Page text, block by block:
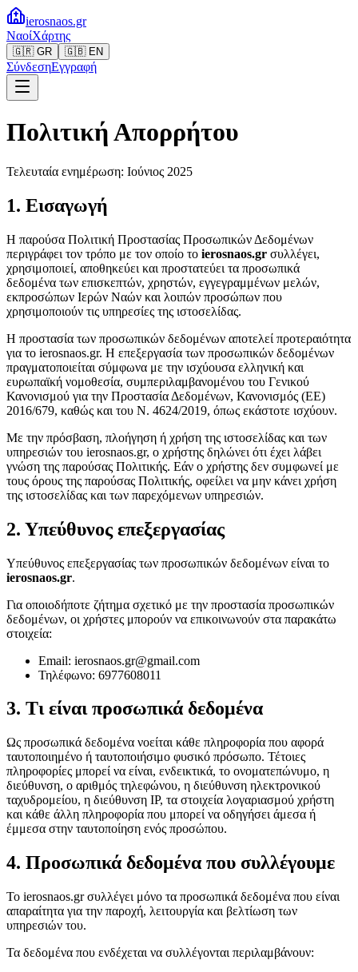
ierosnaos.gr
ΝαοίΧάρτης
🇬🇷 GR 🇬🇧 EN
ΣύνδεσηΕγγραφή
Πολιτική Απορρήτου
Τελευταία ενημέρωση: Ιούνιος 2025
1. Εισαγωγή
Η παρούσα Πολιτική Προστασίας Προσωπικών Δεδομένων
περιγράφει τον τρόπο με τον οποίο το ierosnaos.gr συλλέγει,
χρησιμοποιεί, αποθηκεύει και προστατεύει τα προσωπικά
δεδομένα των επισκεπτών, χρηστών, εγγεγραμμένων μελών,
εκπροσώπων Ιερών Ναών και λοιπών προσώπων που
χρησιμοποιούν τις υπηρεσίες της ιστοσελίδας.
Η προστασία των προσωπικών δεδομένων αποτελεί προτεραιότητα
για το ierosnaos.gr. Η επεξεργασία των προσωπικών δεδομένων
πραγματοποιείται σύμφωνα με την ισχύουσα ελληνική και
ευρωπαϊκή νομοθεσία, συμπεριλαμβανομένου του Γενικού
Κανονισμού για την Προστασία Δεδομένων, Κανονισμός (ΕΕ)
2016/679, καθώς και του Ν. 4624/2019, όπως εκάστοτε ισχύουν.
Με την πρόσβαση, πλοήγηση ή χρήση της ιστοσελίδας και των
υπηρεσιών του ierosnaos.gr, ο χρήστης δηλώνει ότι έχει λάβει
γνώση της παρούσας Πολιτικής. Εάν ο χρήστης δεν συμφωνεί με
τους όρους της παρούσας Πολιτικής, οφείλει να μην κάνει χρήση
της ιστοσελίδας και των παρεχόμενων υπηρεσιών.
2. Υπεύθυνος επεξεργασίας
Υπεύθυνος επεξεργασίας των προσωπικών δεδομένων είναι το
ierosnaos.gr.
Για οποιοδήποτε ζήτημα σχετικό με την προστασία προσωπικών
δεδομένων, οι χρήστες μπορούν να επικοινωνούν στα παρακάτω
στοιχεία:
Email: ierosnaos.gr@gmail.com
Τηλέφωνο: 6977608011
3. Τι είναι προσωπικά δεδομένα
Ως προσωπικά δεδομένα νοείται κάθε πληροφορία που αφορά
ταυτοποιημένο ή ταυτοποιήσιμο φυσικό πρόσωπο. Τέτοιες
πληροφορίες μπορεί να είναι, ενδεικτικά, το ονοματεπώνυμο, η
διεύθυνση, ο αριθμός τηλεφώνου, η διεύθυνση ηλεκτρονικού
ταχυδρομείου, η διεύθυνση IP, τα στοιχεία λογαριασμού χρήστη
και κάθε άλλη πληροφορία που μπορεί να οδηγήσει άμεσα ή
έμμεσα στην ταυτοποίηση ενός προσώπου.
4. Προσωπικά δεδομένα που συλλέγουμε
Το ierosnaos.gr συλλέγει μόνο τα προσωπικά δεδομένα που είναι
απαραίτητα για την παροχή, λειτουργία και βελτίωση των
υπηρεσιών του.
Τα δεδομένα που ενδέχεται να συλλέγονται περιλαμβάνουν: